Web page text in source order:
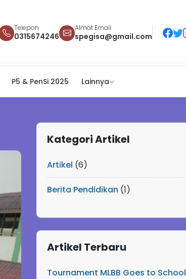
Telepon
0315674246
Almat Email
spegisa@gmail.com
P5 & PenSi 2025 Lainnya
Kategori Artikel
Artikel (6)
Berita Pendidikan (1)
Artikel Terbaru
Tournament MLBB Goes to School